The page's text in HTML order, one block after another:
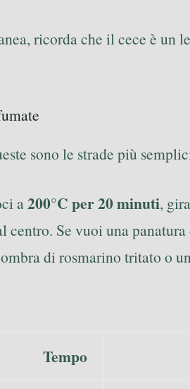
ricorda che il cece è un
sono le strade più
a200°C per 20 minuti,
centro. Se vuoi una
di rosmarino tritato o
Tempo